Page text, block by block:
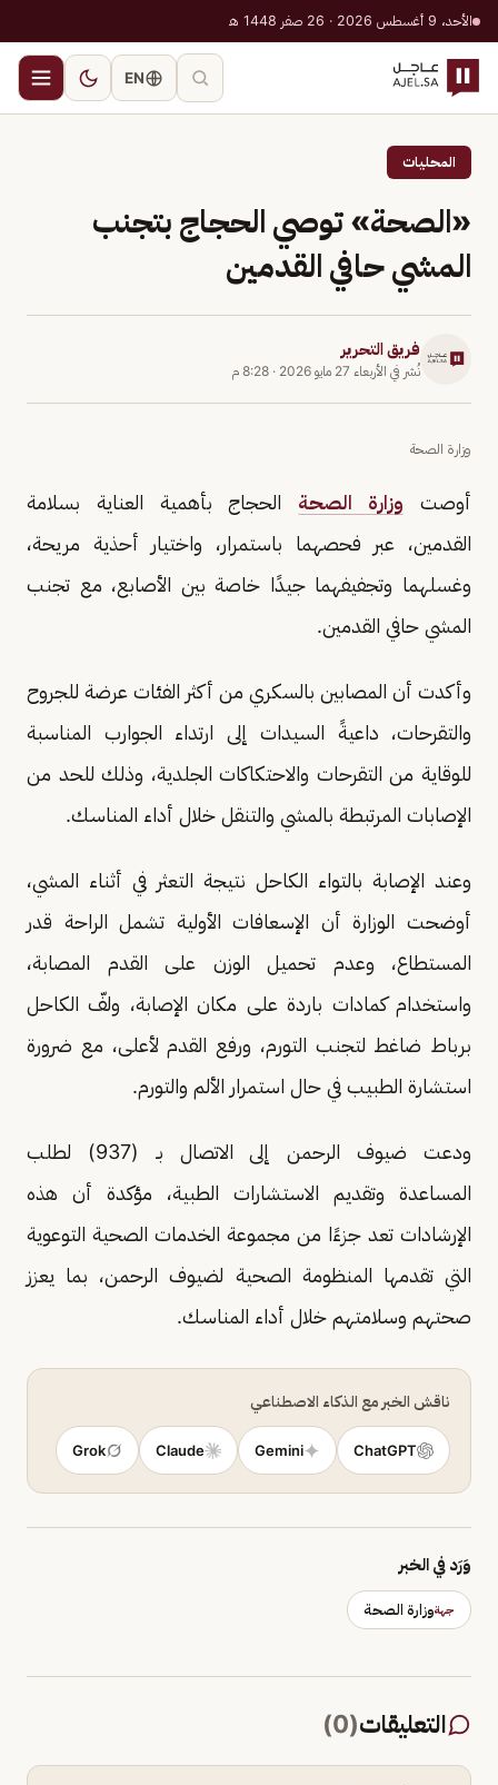
الأحد، 9 أغسطس 2026 · 26 صفر 1448 هـ
EN
المحليات
«الصحة» توصي الحجاج بتجنب
المشي حافي القدمين
فريق التحرير
نُشر في الأربعاء 27 مايو 2026 · 8:28 م
وزارة الصحة
أوصت وزارة الصحة الحجاج بأهمية العناية بسلامة
القدمين، عبر فحصهما باستمرار، واختيار أحذية مريحة،
وغسلهما وتجفيفهما جيدًا خاصة بين الأصابع، مع تجنب
المشي حافي القدمين.
وأكدت أن المصابين بالسكري من أكثر الفئات عرضة للجروح
والتقرحات، داعيةً السيدات إلى ارتداء الجوارب المناسبة
للوقاية من التقرحات والاحتكاكات الجلدية، وذلك للحد من
الإصابات المرتبطة بالمشي والتنقل خلال أداء المناسك.
وعند الإصابة بالتواء الكاحل نتيجة التعثر في أثناء المشي،
أوضحت الوزارة أن الإسعافات الأولية تشمل الراحة قدر
المستطاع، وعدم تحميل الوزن على القدم المصابة،
واستخدام كمادات باردة على مكان الإصابة، ولفّ الكاحل
برباط ضاغط لتجنب التورم، ورفع القدم لأعلى، مع ضرورة
استشارة الطبيب في حال استمرار الألم والتورم.
ودعت ضيوف الرحمن إلى الاتصال بـ (937) لطلب
المساعدة وتقديم الاستشارات الطبية، مؤكدة أن هذه
الإرشادات تعد جزءًا من مجموعة الخدمات الصحية التوعوية
التي تقدمها المنظومة الصحية لضيوف الرحمن، بما يعزز
صحتهم وسلامتهم خلال أداء المناسك.
ناقش الخبر مع الذكاء الاصطناعي
ChatGPT
Gemini
Claude
Grok
وَرَد في الخبر
جهةوزارة الصحة
التعليقات(
0
)